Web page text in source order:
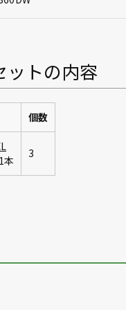
ットの内容
個数
本
3